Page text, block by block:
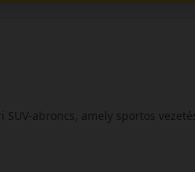
abroncs, amely sportos